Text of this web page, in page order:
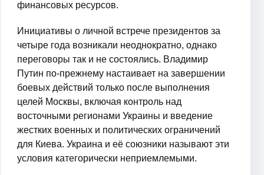
финансовых ресурсов.
Инициативы о личной встрече президентов за
четыре года возникали неоднократно, однако
переговоры так и не состоялись. Владимир
Путин по-прежнему настаивает на завершении
боевых действий только после выполнения
целей Москвы, включая контроль над
восточными регионами Украины и введение
жестких военных и политических ограничений
для Киева. Украина и её союзники называют эти
условия категорически неприемлемыми.